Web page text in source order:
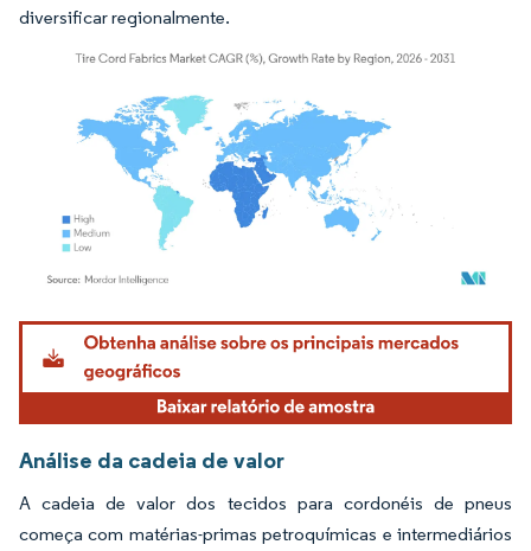
diversificar regionalmente.
Imagem © Mordor Intelligence. O reuso requer atribuição conforme CC BY 4.0.
Análise da cadeia de valor
A cadeia de valor dos tecidos para cordonéis de pneus
começa com matérias-primas petroquímicas e intermediários